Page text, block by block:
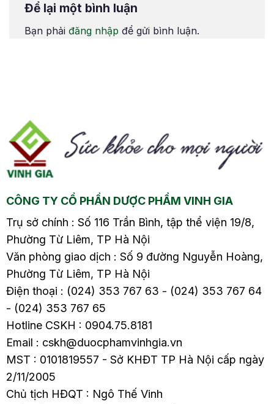
lý5. Ngủ đủ giấc và
Massage và ngâm ấm
Massage và ngâm ấm
Để lại một bình luận
Bạn phải đăng nhập để gửi bình luận.
CÔNG TY CỔ PHẦN DƯỢC PHẨM VINH GIA
Trụ sở chính : Số 116 Trần Bình, tập thể viện 19/8,
Phường Từ Liêm, TP Hà Nội
Văn phòng giao dịch : Số 9 đường Nguyễn Hoàng,
Phường Từ Liêm, TP Hà Nội
Điện thoại : (024) 353 767 63 - (024) 353 767 64
- (024) 353 767 65
Hotline CSKH : 0904.75.8181
Email : cskh@duocphamvinhgia.vn
MST : 0101819557 - Sở KHĐT TP Hà Nội cấp ngày
2/11/2005
Chủ tịch HĐQT : Ngô Thế Vinh